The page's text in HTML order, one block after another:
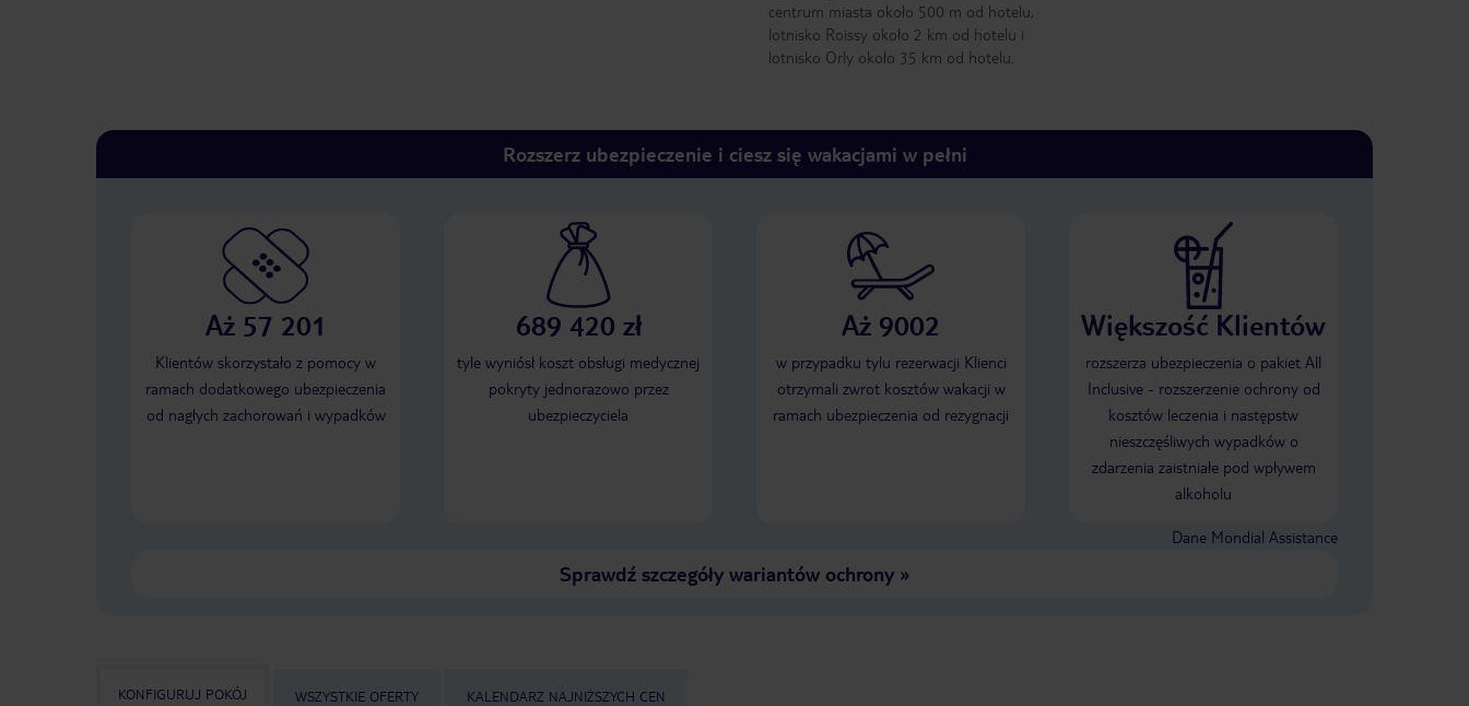
centrum miasta około 500 m od hotelu,
lotnisko Roissy około 2 km od hotelu i
lotnisko Orly około 35 km od hotelu.
Rozszerz ubezpieczenie i ciesz się wakacjami w pełni
Aż 57 201
Klientów skorzystało z pomocy w
ramach dodatkowego ubezpieczenia
od nagłych zachorowań i wypadków
689 420 zł
tyle wyniósł koszt obsługi medycznej
pokryty jednorazowo przez
ubezpieczyciela
Aż 9002
w przypadku tylu rezerwacji Klienci
otrzymali zwrot kosztów wakacji w
ramach ubezpieczenia od rezygnacji
Większość Klientów
rozszerza ubezpieczenia o pakiet All
Inclusive - rozszerzenie ochrony od
kosztów leczenia i następstw
nieszczęśliwych wypadków o
zdarzenia zaistniałe pod wpływem
alkoholu
Dane Mondial Assistance
Sprawdź szczegóły wariantów ochrony»
KONFIGURUJ POKÓJ WSZYSTKIE OFERTY KALENDARZ NAJNIŻSZYCH CEN